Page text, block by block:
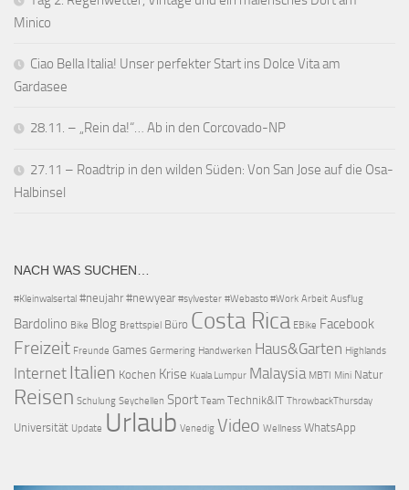
Minico
Ciao Bella Italia! Unser perfekter Start ins Dolce Vita am
Gardasee
28.11. – „Rein da!“… Ab in den Corcovado-NP
27.11 – Roadtrip in den wilden Süden: Von San Jose auf die Osa-
Halbinsel
NACH WAS SUCHEN…
#Kleinwalsertal #neujahr #newyear #sylvester #Webasto #Work Arbeit Ausflug
Bardolino Bike Blog Brettspiel Büro Costa Rica EBike Facebook
Freizeit Freunde Games Germering Handwerken Haus&Garten Highlands
Internet Italien Kochen Krise Kuala Lumpur Malaysia MBTI Mini Natur
Reisen Schulung Seychellen Sport Team Technik&IT ThrowbackThursday
Universität Update Urlaub Venedig Video Wellness WhatsApp